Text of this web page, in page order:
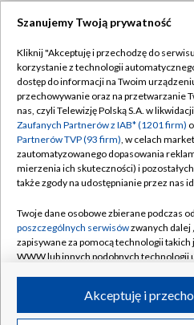
Abonament TVP
Emisja w TVP
Centrum informacji TVP
Naziemna Telewizja Cyfrowa
Rada Programowa
System NOS
Informacje o nadawcy
Program dla prasy
Polityka
Moje
©2026 Telewizja
Szanujemy Twoją prywatność
Kliknij "Akceptuję i przechodzę do
korzystanie z technologii
dostęp do informacji na Twoim
przechowywanie oraz na przetwarzanie
nas, czyli Telewizję Polską S.A. w
Zaufanych Partnerów z IAB* (1201 firm)
Partnerów TVP (93 firm), w celach
zautomatyzowanego dopasowania
mierzenia ich skuteczności) i
także zgody na udostępnianie przez nas
Twoje dane osobowe zbierane podczas
poszczególnych serwisówzwanych dalej
zapisywane za pomocą technologii
WWW lub innych podobnych technologii
ruchu w Internecie.Akceptuję i